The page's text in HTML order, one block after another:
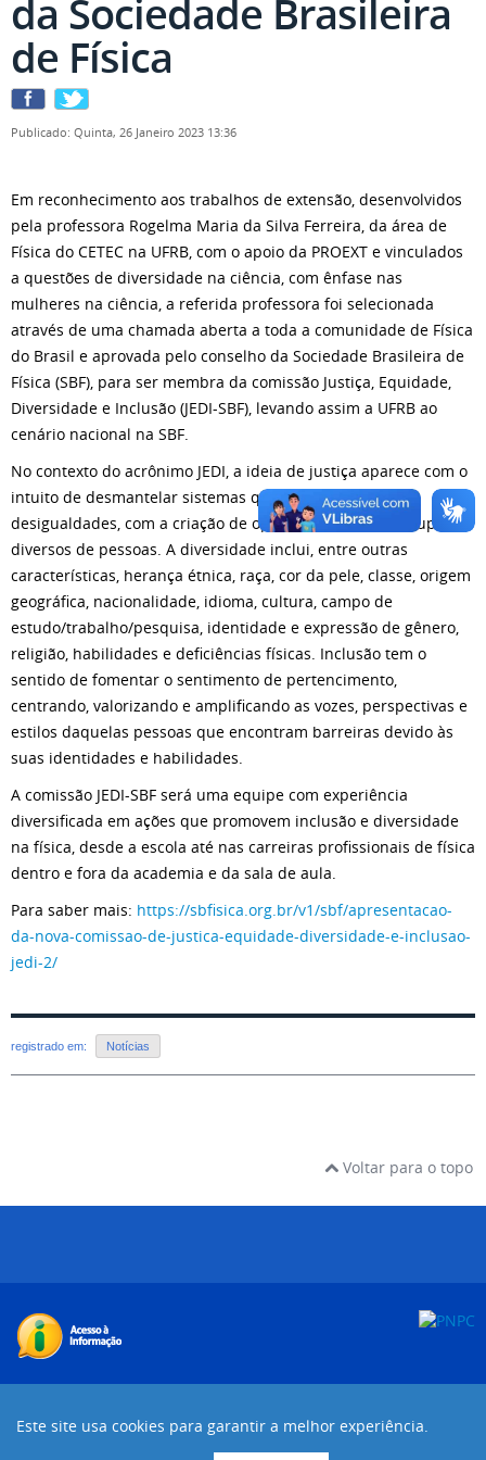
Este site usa cookies para garantir a melhor experiência.
da Sociedade Brasileira
de Física
Publicado: Quinta, 26 Janeiro 2023 13:36
Em reconhecimento aos trabalhos de extensão, desenvolvidos
pela professora Rogelma Maria da Silva Ferreira, da área de
Física do CETEC na UFRB, com o apoio da PROEXT e vinculados
a questões de diversidade na ciência, com ênfase nas
mulheres na ciência, a referida professora foi selecionada
através de uma chamada aberta a toda a comunidade de Física
do Brasil e aprovada pelo conselho da Sociedade Brasileira de
Física (SBF), para ser membra da comissão Justiça, Equidade,
Diversidade e Inclusão (JEDI-SBF), levando assim a UFRB ao
cenário nacional na SBF.
No contexto do acrônimo JEDI, a ideia de justiça aparece com o
intuito de desmantelar sistemas que criam e fortalecem
desigualdades, com a criação de oportunidades para grupos
diversos de pessoas. A diversidade inclui, entre outras
características, herança étnica, raça, cor da pele, classe, origem
geográfica, nacionalidade, idioma, cultura, campo de
estudo/trabalho/pesquisa, identidade e expressão de gênero,
religião, habilidades e deficiências físicas. Inclusão tem o
sentido de fomentar o sentimento de pertencimento,
centrando, valorizando e amplificando as vozes, perspectivas e
estilos daquelas pessoas que encontram barreiras devido às
suas identidades e habilidades.
A comissão JEDI-SBF será uma equipe com experiência
diversificada em ações que promovem inclusão e diversidade
na física, desde a escola até nas carreiras profissionais de física
dentro e fora da academia e da sala de aula.
Para saber mais: https://sbfisica.org.br/v1/sbf/apresentacao-
da-nova-comissao-de-justica-equidade-diversidade-e-inclusao-
jedi-2/
registrado em: Notícias
Voltar para o topo
Desenvolvido com o CMS de código aberto Joomla!